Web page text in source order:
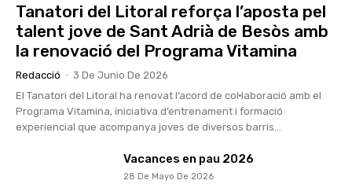
Tanatori del Litoral reforça l’aposta pel
talent jove de Sant Adrià de Besòs amb
la renovació del Programa Vitamina
Redacció - 3 De Junio De 2026
El Tanatori del Litoral ha renovat l’acord de col·laboració amb el
Programa Vitamina, iniciativa d’entrenament i formació
experiencial que acompanya joves de diversos barris...
Vacances en pau 2026
28 De Mayo De 2026